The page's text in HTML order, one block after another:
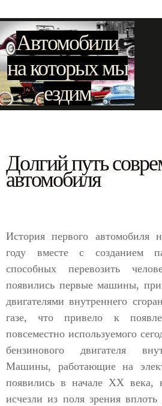
Автомобили
на которых мы
ездим
Долгий путь
автомобиля
История первого автомобиля
году вместе с созданием
способных перевозить
появились первые машины,
двигателями внутреннего
газе, что привело к
повсеместно используемого
бензинового двигателя
Машины, работающие на
появились в начале XX века,
исчезли из поля зрения